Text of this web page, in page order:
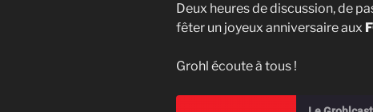
Deux heures de discussion, de
fêter un joyeux anniversaire aux
Grohl écoute à tous !